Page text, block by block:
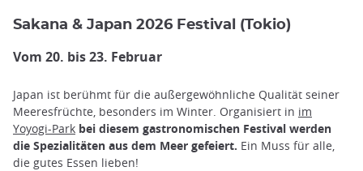
Sakana & Japan 2026 Festival (Tokio)
Vom 20. bis 23. Februar
Japan ist berühmt für die außergewöhnliche Qualität seiner
Meeresfrüchte, besonders im Winter. Organisiert in im
Yoyogi-Park bei diesem gastronomischen Festival werden
die Spezialitäten aus dem Meer gefeiert. Ein Muss für alle,
die gutes Essen lieben!